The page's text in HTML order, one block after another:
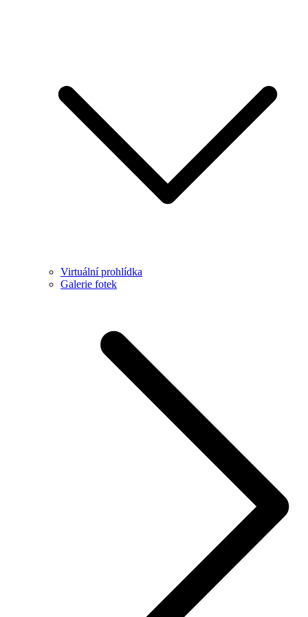
Virtuální prohlídka
Galerie fotek